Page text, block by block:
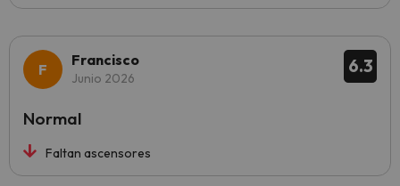
6.3
Francisco
Junio 2026
Faltan ascensores
Normal